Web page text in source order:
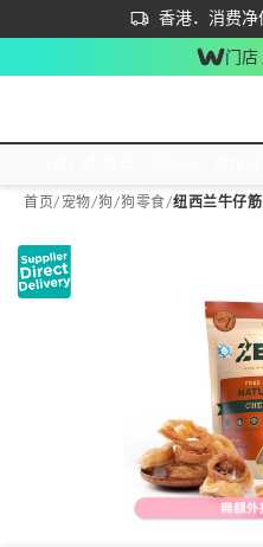
香港．消费
立即成为易赏
首次APP下单买满
门店
首页/ 宠物/狗/狗零食/纽西兰牛仔